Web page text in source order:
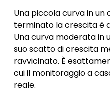
Una piccola curva in un
terminato la crescita è
Una curva moderata in
suo scatto di crescita
ravvicinato. È
cui il monitoraggio a
reale.